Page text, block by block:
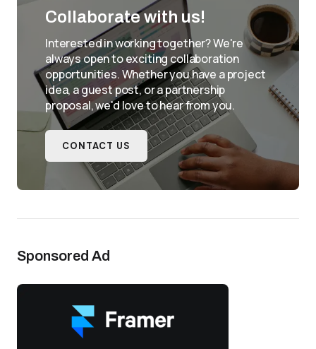
Collaborate with us!
Interested in working together? We're
always open to exciting collaboration
opportunities. Whether you have a project
idea, a guest post, or a partnership
proposal, we'd love to hear from you.
CONTACT US
Sponsored Ad